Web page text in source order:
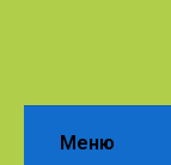
Меню